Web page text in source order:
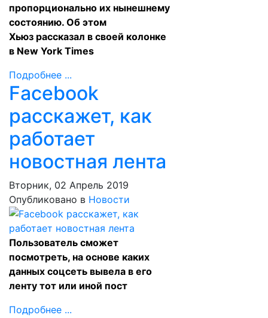
пропорционально их нынешнему
состоянию. Об этом
Хьюз рассказал в своей колонке
в New York Times
Подробнее ...
Facebook
расскажет, как
работает
новостная лента
Вторник, 02 Апрель 2019
Опубликовано в Новости
Пользователь сможет
посмотреть, на основе каких
данных соцсеть вывела в его
ленту тот или иной пост
Подробнее ...